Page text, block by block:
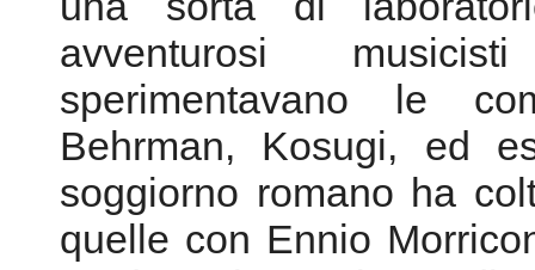
derivazione etnica e
Elettronica Viva, con
Franco Cataldi, Fredric
esistito in varie
una sorta di
avventurosi